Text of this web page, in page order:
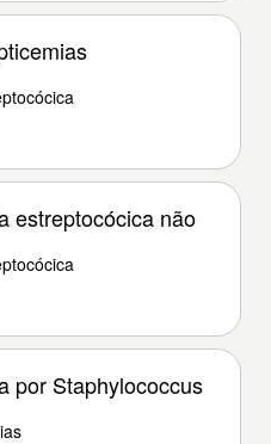
estreptocócica não
por Staphylococcus